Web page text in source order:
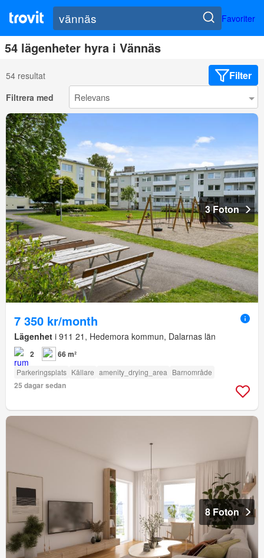
Favoriter
54 lägenheter hyra i Vännäs
54 resultat Filter
Filtrera med
3 Foton
7 350 kr/month
Lägenhet i 911 21, Hedemora kommun, Dalarnas län
2 66 m²
Parkeringsplats Källare amenity_drying_area Barnområde
25 dagar sedan
8 Foton